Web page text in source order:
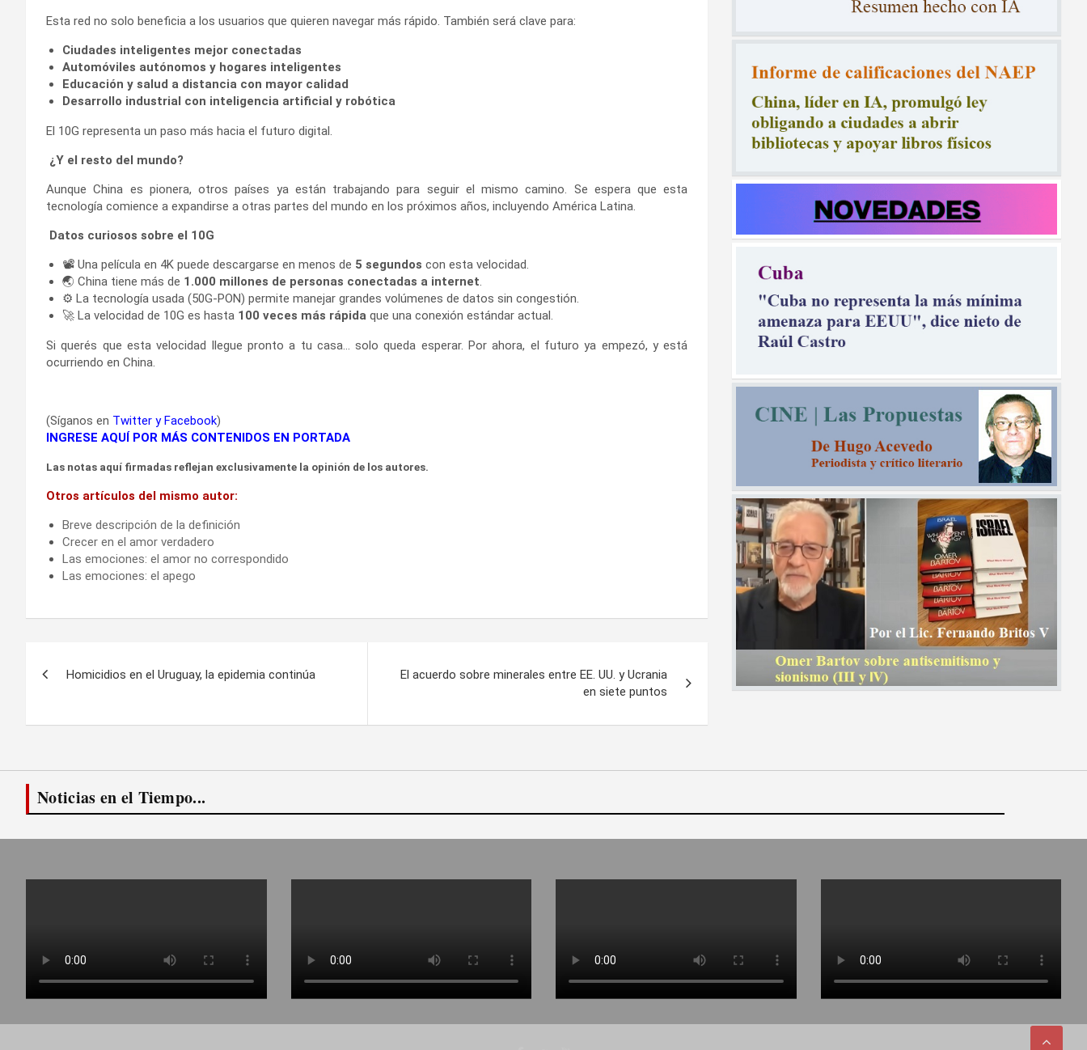
Esta red no solo beneficia a los usuarios que quieren navegar más rápido. También será clave para:
Ciudades inteligentes mejor conectadas
Automóviles autónomos y hogares inteligentes
Educación y salud a distancia con mayor calidad
Desarrollo industrial con inteligencia artificial y robótica
El 10G representa un paso más hacia el futuro digital.
¿Y el resto del mundo?
Aunque China es pionera, otros países ya están trabajando para seguir el mismo camino. Se espera que esta
tecnología comience a expandirse a otras partes del mundo en los próximos años, incluyendo América Latina.
Datos curiosos sobre el 10G
📽️ Una película en 4K puede descargarse en menos de 5 segundos con esta velocidad.
🌏 China tiene más de 1.000 millones de personas conectadas a internet
⚙️ La tecnología usada (50G-PON) permite manejar grandes volúmenes de datos sin congestión.
🚀 La velocidad de 10G es hasta 100 veces más rápida que una conexión estándar actual.
Si querés que esta velocidad llegue pronto a tu casa… solo queda esperar. Por ahora, el futuro ya empezó, y está
ocurriendo en China.
(Síganos en Twitter yFacebook)
INGRESE AQUÍ POR MÁS CONTENIDOS EN PORTADA
Las notas aquí firmadas reflejan exclusivamente la opinión de los autores.
Otros artículos del mismo autor:
Breve descripción de la definición
Crecer en el amor verdadero
Las emociones: el amor no correspondido
Las emociones: el apego
entradas
Homicidios en el Uruguay, la epidemia continúa
El acuerdo sobre minerales entre EE. UU. y Ucrania
en siete puntos
Noticias en el Tiempo...